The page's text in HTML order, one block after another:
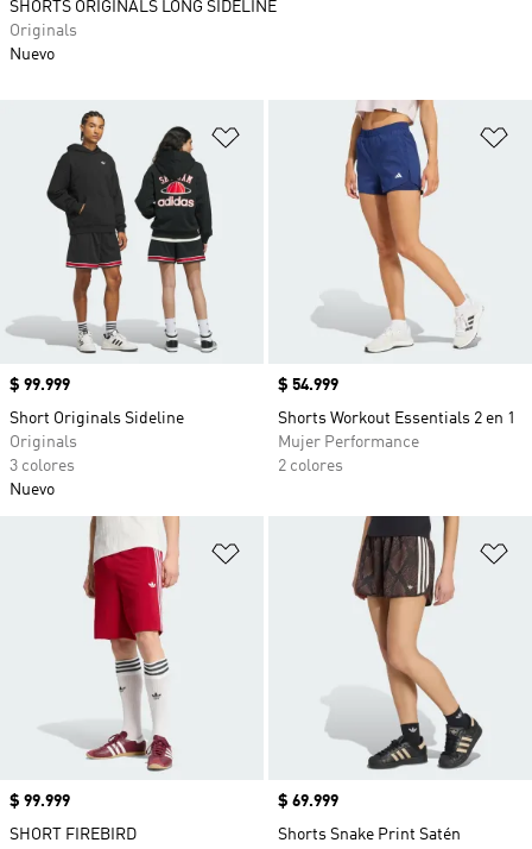
Añadir a la lista de deseos
Precio
$ 99.999
Short Originals Sideline
Originals
3 colores
Nuevo
Precio
$ 54.999
Shorts Workout Essentials 2 en 1
Mujer Performance
2 colores
Añadir a la lista de deseos
Precio
$ 99.999
SHORT FIREBIRD
Precio
$ 69.999
Shorts Snake Print Satén
SHORTS ORIGINALS LONG SIDELINE
Originals
Nuevo